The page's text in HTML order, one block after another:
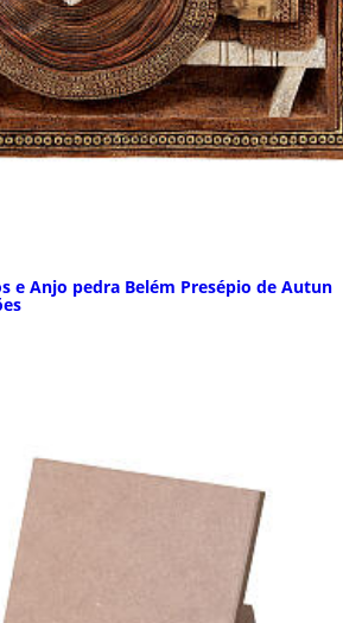
e Anjo pedra Belém Presépio de Autun